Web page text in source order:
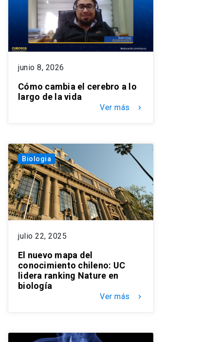
junio 8, 2026
Cómo cambia el cerebro a lo
largo de la vida
Ver más keyboard_arrow_right
Biologia
julio 22, 2025
El nuevo mapa del
conocimiento chileno: UC
lidera ranking Nature en
biología
Ver más keyboard_arrow_right